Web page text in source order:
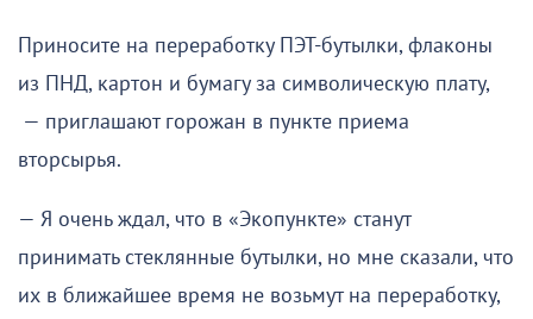
Приносите на переработку ПЭТ-бутылки, флаконы
из ПНД, картон и бумагу за символическую плату,
— приглашают горожан в пункте приема
вторсырья.
— Я очень ждал, что в «Экопункте» станут
принимать стеклянные бутылки, но мне сказали, что
их в ближайшее время не возьмут на переработку,